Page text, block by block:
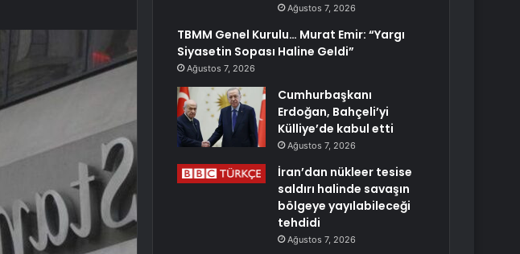
Ağustos 7, 2026
TBMM Genel Kurulu… Murat Emir: “Yargı
Siyasetin Sopası Haline Geldi”
Ağustos 7, 2026
Cumhurbaşkanı
Erdoğan, Bahçeli’yi
Külliye’de kabul etti
Ağustos 7, 2026
İran’dan nükleer tesise
saldırı halinde savaşın
bölgeye yayılabileceği
tehdidi
Ağustos 7, 2026